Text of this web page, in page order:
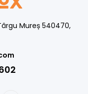
Mureș 540470,